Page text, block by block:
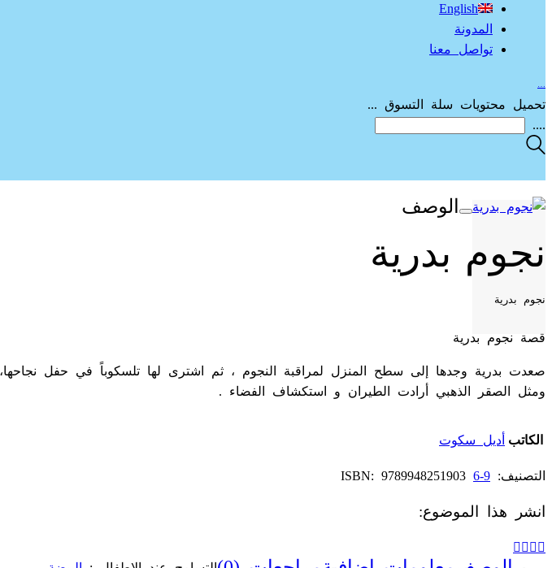
English
المدونة
تواصل معنا
تحميل محتويات سلة التسوق ...
....
نجوم بدرية
نجوم بدرية
قصة نجوم بدرية
صعدت بدرية وجدها إلى سطح المنزل لمراقبة النجوم ، ثم اشترى لها تلسكوباً في حفل
ومثل الصقر الذهبي أرادت الطيران و استكشاف الفضاء .
الكاتب أديل سكوت
التصنيف: 9-6
ISBN: 9789948251903
انشر هذا الموضوع:
الوصف